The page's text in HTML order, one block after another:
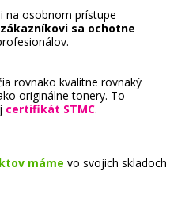
na osobnom prístupe
sa ochotne
rovnako kvalitne rovnaký
originálne tonery. To
certifikát STMC.
máme vo svojich skladoch